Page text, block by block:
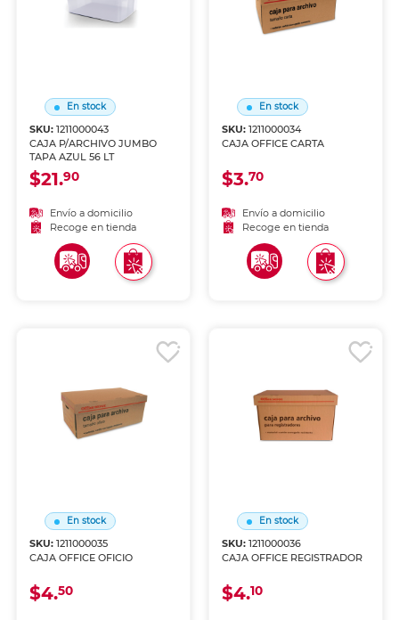
En stock
SKU:1211000043
CAJA P/ARCHIVO JUMBO
TAPA AZUL 56 LT
$21.90
Envío a domicilio
Recoge en tienda
En stock
SKU: 1211000034
CAJA OFFICE CARTA
$3.70
Envío a domicilio
Recoge en tienda
En stock
SKU:1211000035
CAJA OFFICE OFICIO
$4.50
En stock
SKU: 1211000036
CAJA OFFICE REGISTRADOR
$4.10